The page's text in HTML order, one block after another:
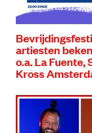
artiesten
o.a. La Fuente,
Kross